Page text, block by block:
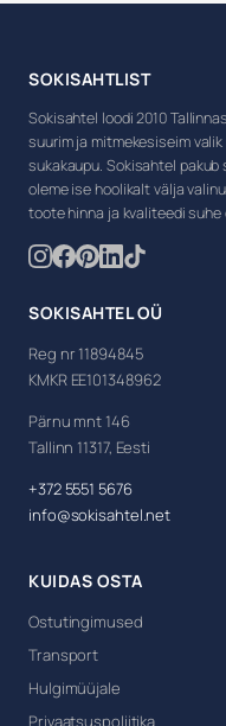
SOKISAHTLIST
Sokisahtel loodi 2010
suurim ja mitmekesiseim
sukakaupu. Sokisahtel
oleme ise hoolikalt välja
toote hinna ja kvaliteedi suhe
SOKISAHTEL OÜ
Reg nr 11894845
KMKR EE101348962
Pärnu mnt 146
Tallinn 11317, Eesti
+372 5551 5676
info@sokisahtel.net
KUIDAS OSTA
Ostutingimused
Transport
Hulgimüüjale
Privaatsuspoliitika